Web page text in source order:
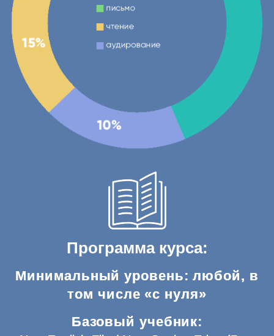
Программа курса:
Минимальный уровень: любой, в
том числе «с нуля»
Базовый учебник: